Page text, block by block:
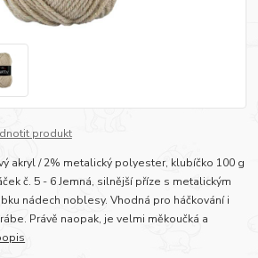
produkt
akryl / 2% metalický polyester, klubíčko 100 g
č. 5 - 6 Jemná, silnější příze s metalickým
nádech noblesy. Vhodná pro háčkování i
Právě naopak, je velmi měkoučká a